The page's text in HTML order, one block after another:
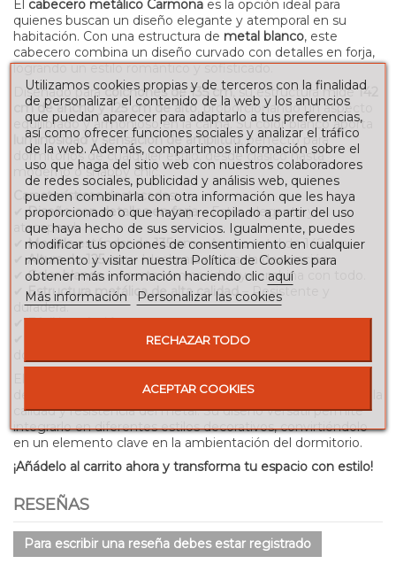
El cabecero metálico Carmona es la opción ideal para
quienes buscan un diseño elegante y atemporal en su
habitación. Con una estructura de metal blanco, este
cabecero combina un diseño curvado con detalles en forja,
logrando un estilo romántico y sofisticado.
Diseñado paracolchones de 135 cm, su estructura mide142
cm de ancho y 125 cm de alto , proporcionando un aspecto
equilibrado y armonioso en la cama. Su color blanco aporta
luminosidad y sensación de amplitud, perfecto para
dormitorios de cualquier estilo, desde clásico hasta
moderno o shabby chic.
Características destacadas:
✔Diseño con detalles en forja– Estilo elegante y
atemporal.
✔Medida estándar de 135 cm– Ancho total de 142 cm.
✔Altura de 125 cm– Ideal para realzar la decoración.
✔Color blanco– Aporta luminosidad y combina con todo.
✔Estructura metálica de alta calidad– Resistente y
duradera.
✔Fácil instalación– Compatible con la mayoría de camas.
– Recíbelo sin esperas y renueva tu
desean un toque refinado en su habitación sin renunciar a la
calidad y resistencia del metal. Su diseño versátil permite
integrarlo en diferentes estilos decorativos, convirtiéndolo
en un elemento clave en la ambientación del dormitorio.
¡Añádelo al carrito ahora y transforma tu espacio con estilo!
RESEÑAS
Para escribir una reseña debes estar registrado
Utilizamos cookies propias y de terceros con la finalidad
de personalizar el contenido de la web y los anuncios
que puedan aparecer para adaptarlo a tus preferencias,
así como ofrecer funciones sociales y analizar el tráfico
de la web. Además, compartimos información sobre el
uso que haga del sitio web con nuestros colaboradores
de redes sociales, publicidad y análisis web, quienes
pueden combinarla con otra información que les haya
proporcionado o que hayan recopilado a partir del uso
que haya hecho de sus servicios. Igualmente, puedes
modificar tus opciones de consentimiento en cualquier
momento y visitar nuestra Política de Cookies para
obtener más información haciendo clic aquí
Más información
Personalizar las cookies
RECHAZAR TODO
ACEPTAR COOKIES